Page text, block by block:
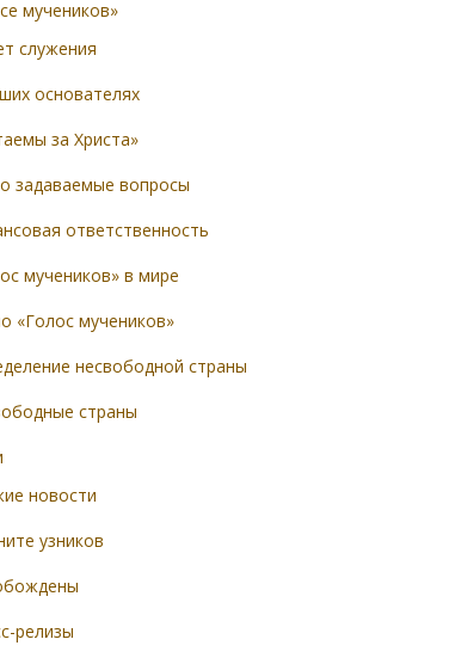
мучеников»
служения
основателях
за Христа»
задаваемые вопросы
ответственность
мучеников» в мире
«Голос мучеников»
несвободной страны
страны
новости
узников
релизы